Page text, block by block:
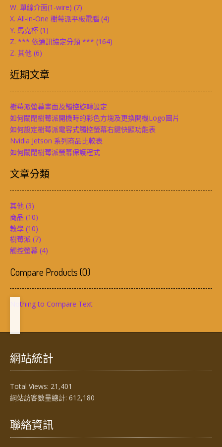
W. 單線介面(1-wire) (7)
X. All-in-One 樹莓派平板電腦 (4)
Y. 馬克杯 (1)
Z. *** 依通訊協定分類 *** (164)
Z. 其他 (6)
近期文章
樹莓派螢幕畫面及觸控旋轉設定
如何關閉樹莓派開機時的彩色方塊及更換開機Logo圖片
如何設定樹莓派電容式觸控螢幕右鍵快顯功能表
Nvidia Jetson 系列商品比較表
如何關閉樹莓派螢幕保護程式
文章分類
其他 (3)
商品 (10)
教學 (10)
樹莓派 (7)
觸控螢幕 (4)
Compare Products(0)
Nothing to Compare Text
網站統計
Total Views: 21,401
網站訪客數量總計: 612,180
聯絡資訊